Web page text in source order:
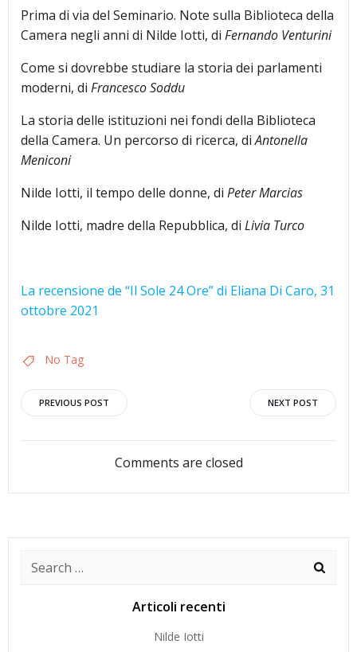
Prima di via del Seminario. Note sulla Biblioteca della
Camera negli anni di Nilde Iotti, di Fernando Venturini
Come si dovrebbe studiare la storia dei parlamenti
moderni, di Francesco Soddu
La storia delle istituzioni nei fondi della Biblioteca
della Camera. Un percorso di ricerca, diAntonella
Meniconi
Nilde Iotti, il tempo delle donne, di Peter Marcias
Nilde Iotti, madre della Repubblica, di Livia Turco
La recensione de “Il Sole 24 Ore” di Eliana Di Caro, 31
ottobre 2021
No Tag
Navigazione
articoli
PREVIOUS POST
articoli
NEXT POST
Comments are closed
Search
Articoli recenti
Nilde Iotti